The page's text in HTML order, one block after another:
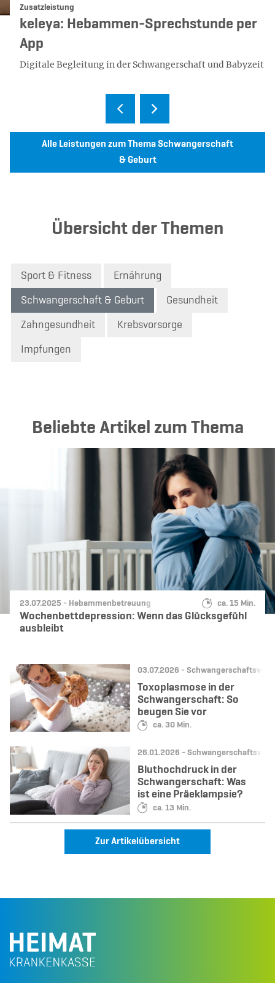
Kategorie:
Zusatzleistung
keleya: Hebammen-Sprechstunde per
App
Digitale Begleitung in der Schwangerschaft und Babyzeit
Alle Leistungen zum Thema Schwangerschaft
& Geburt
Übersicht der Themen
Sport & Fitness Ernährung
Schwangerschaft & Geburt Gesundheit
Zahngesundheit Krebsvorsorge
Impfungen
Beliebte Artikel zum Thema
Datum:
23.07.2025 - Kategorie:
Hebammenbetreuung Lesedauer:
ca. 15 Min.
Wochenbettdepression: Wenn das Glücksgefühl
ausbleibt
Datum:
03.07.2026 - Kategorie:
Lesedauer:
ca. 30 Min.
Toxoplasmose in der
Schwangerschaft: So
beugen Sie vor
Datum:
26.01.2026 - Kategorie:
Lesedauer:
ca. 13 Min.
Bluthochdruck in der
Schwangerschaft: Was
ist eine Präeklampsie?
Zur Artikelübersicht